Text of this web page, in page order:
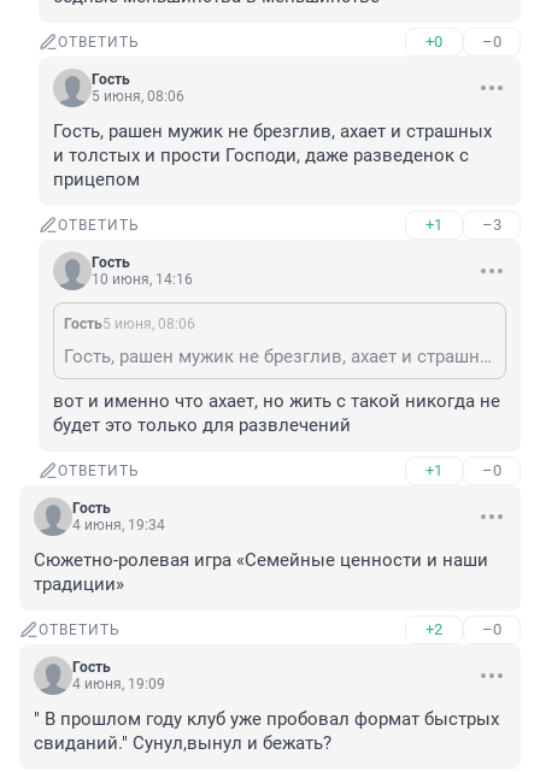
ОТВЕТИТЬ +0 –0
Гость
5 июня, 08:06
Гость, рашен мужик не брезглив, ахает и страшных
и толстых и прости Господи, даже разведенок с
прицепом
ОТВЕТИТЬ +1 –3
Гость
10 июня, 14:16
Гость5 июня, 08:06
Гость, рашен мужик не брезглив, ахает и страшных и толстых и прости Господи, даже разведенок с прицепом
вот и именно что ахает, но жить с такой никогда не
будет это только для развлечений
ОТВЕТИТЬ +1 –0
Гость
4 июня, 19:34
Сюжетно-ролевая игра «Семейные ценности и наши
традиции»
ОТВЕТИТЬ +2 –0
Гость
4 июня, 19:09
" В прошлом году клуб уже пробовал формат быстрых
свиданий." Сунул,вынул и бежать?